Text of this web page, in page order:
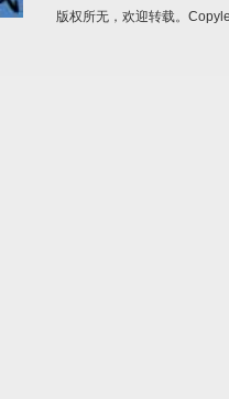
版权所无，欢迎转载。